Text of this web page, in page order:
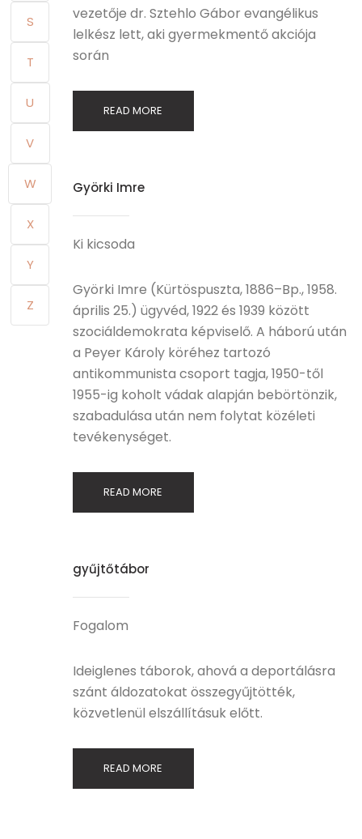
S
T
U
V
W
X
Y
Z
vezetője dr. Sztehlo Gábor evangélikus
lelkész lett, aki gyermekmentő akciója
során
READ MORE
Györki Imre
Ki kicsoda
Györki Imre (Kürtöspuszta, 1886–Bp., 1958.
április 25.) ügyvéd, 1922 és 1939 között
szociáldemokrata képviselő. A háború után
a Peyer Károly köréhez tartozó
antikommunista csoport tagja, 1950-től
1955-ig koholt vádak alapján bebörtönzik,
szabadulása után nem folytat közéleti
tevékenységet.
READ MORE
gyűjtőtábor
Fogalom
Ideiglenes táborok, ahová a deportálásra
szánt áldozatokat összegyűjtötték,
közvetlenül elszállításuk előtt.
READ MORE